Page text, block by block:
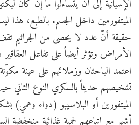
الإسبانية إلى أن يتساءلوا ما إن كان
الميتفورمين داخل الجسم. بالطبع،
حقيقة أنّ عدد لا يحصى من الجراثيم
الأمراض وتؤثر أيضاً على تفاعل
تشخيصهم حديثاً بالسكري النوع
الميتفورين أو البلاسيبو (دواء وهمي)
أشهر مع اتباعهم لحمية غذائية منخفضة